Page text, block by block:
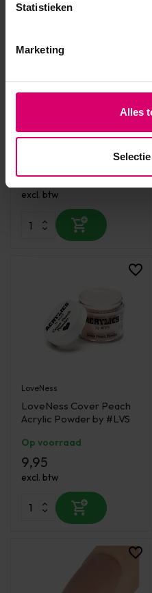
Statistieken
Marketing
Alles
Young Nails
Young Nails Extreme Low
45 gram
25,00
excl. btw
LoveNess
LoveNess Cover Peach
Acrylic Powder by #LVS
Op voorraad
9,95
excl. btw